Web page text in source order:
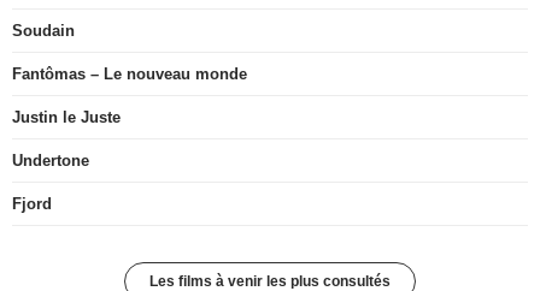
Soudain
Fantômas – Le nouveau monde
Justin le Juste
Undertone
Fjord
Les films à venir les plus consultés